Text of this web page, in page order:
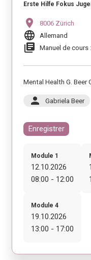
Erste Hilfe Fokus
location_on 8006 Zürich
language Allemand
library_books Manuel de cours
Mental Health G. Beer
person Gabriela Beer
Enregistrer
Module 1
12.10.2026
08:00 - 12:00
Module 4
19.10.2026
13:00 - 17:00